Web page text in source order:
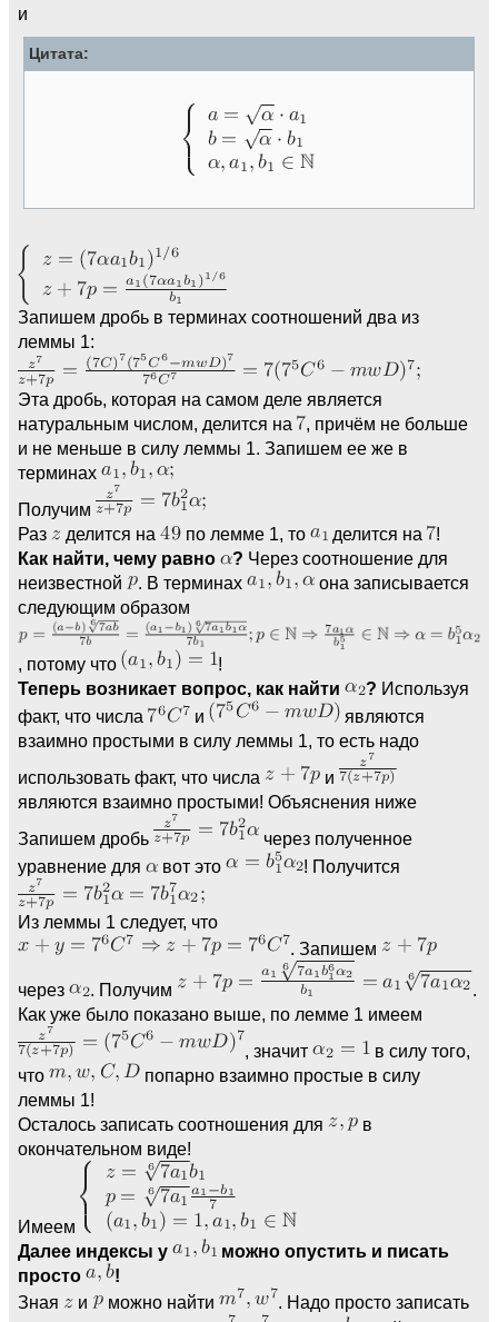
и
Цитата:
Запишем дробь в терминах соотношений два из
леммы 1:
Эта дробь, которая на самом деле является
натуральным числом, делится на
, причём не больше
и не меньше в силу леммы 1. Запишем ее же в
терминах
Получим
Раз
делится на по лемме 1, то делится на
!
Как найти, чему равно
? Через соотношение для
неизвестной
. В терминах
она записывается
следующим образом
, потому что
!
Теперь возникает вопрос, как найти
? Используя
факт, что числа
и
являются
взаимно простыми в силу леммы 1, то есть надо
использовать факт, что числа
и
являются взаимно простыми! Объяснения ниже
Запишем дробь
через полученное
уравнение для
вот это ! Получится
Из леммы 1 следует, что
. Запишем
через . Получим
.
Как уже было показано выше, по лемме 1 имеем
, значит
в силу того,
что
попарно взаимно простые в силу
леммы 1!
Осталось записать соотношения для
в
окончательном виде!
Имеем
Далее индексы у
можно опустить и писать
просто
!
Зная
и можно найти
. Надо просто записать